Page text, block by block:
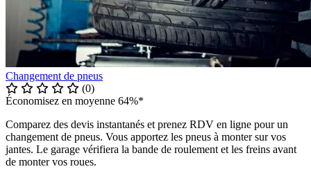
Changement de pneus
(0)
Économisez en moyenne 64%*
Comparez des devis instantanés et prenez RDV en ligne pour un
changement de pneus. Vous apportez les pneus à monter sur vos
jantes. Le garage vérifiera la bande de roulement et les freins avant
de monter vos roues.